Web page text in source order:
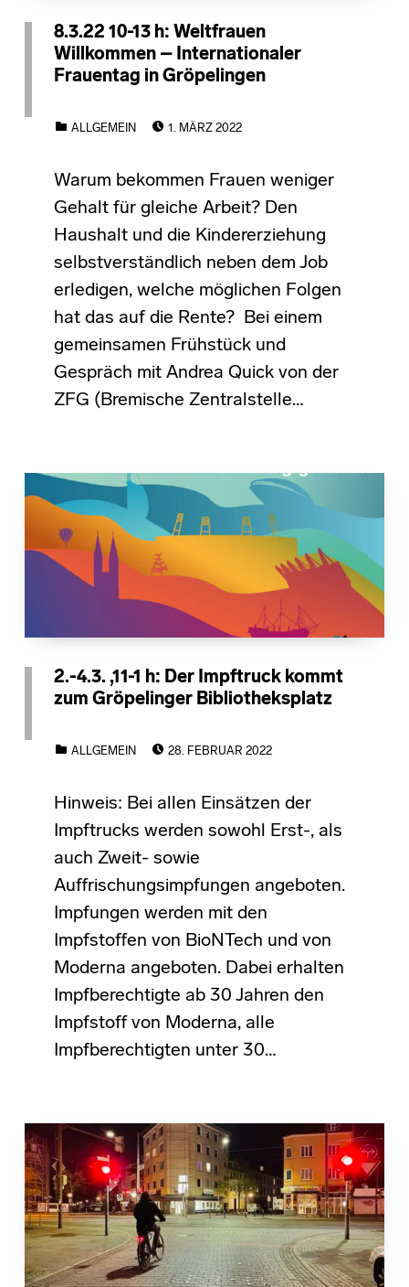
8.3.22 10-13 h: Weltfrauen
Willkommen – Internationaler
Frauentag in Gröpelingen
ALLGEMEIN
1. MÄRZ 2022
Warum bekommen Frauen weniger
Gehalt für gleiche Arbeit? Den
Haushalt und die Kindererziehung
selbstverständlich neben dem Job
erledigen, welche möglichen Folgen
hat das auf die Rente? Bei einem
gemeinsamen Frühstück und
Gespräch mit Andrea Quick von der
ZFG (Bremische Zentralstelle…
2.-4.3. ,11-1 h: Der Impftruck kommt
zum Gröpelinger Bibliotheksplatz
ALLGEMEIN
28. FEBRUAR 2022
Hinweis: Bei allen Einsätzen der
Impftrucks werden sowohl Erst-, als
auch Zweit- sowie
Auffrischungsimpfungen angeboten.
Impfungen werden mit den
Impfstoffen von BioNTech und von
Moderna angeboten. Dabei erhalten
Impfberechtigte ab 30 Jahren den
Impfstoff von Moderna, alle
Impfberechtigten unter 30…